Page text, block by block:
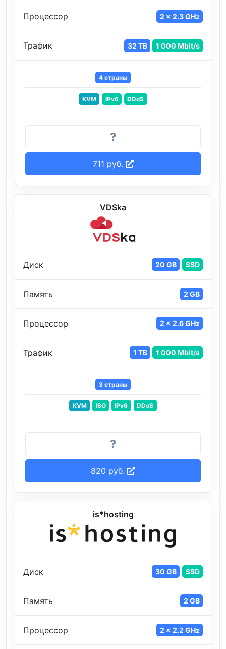
Процессор 2 x 2.3 GHz
Трафик 32 TB 1 000 Mbit/s
4 страны
KVM IPv6 DDoS
711 руб.
VDSka
Диск 20 GB SSD
Память 2 GB
Процессор 2 x 2.6 GHz
Трафик 1 TB 1 000 Mbit/s
3 страны
KVM ISO IPv6 DDoS
820 руб.
is*hosting
Диск 30 GB SSD
Память 2 GB
Процессор 2 x 2.2 GHz